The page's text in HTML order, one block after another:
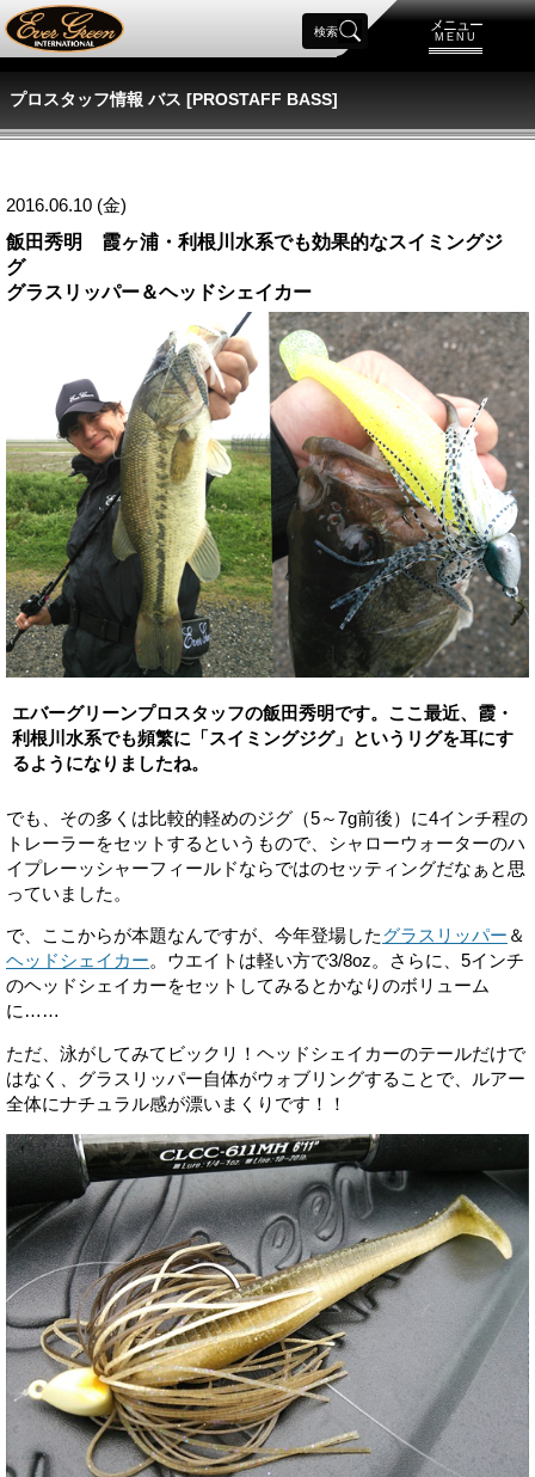
メニュー
MENU
検索
プロスタッフ情報 バス [PROSTAFF BASS]
2016.06.10 (金)
飯田秀明 霞ヶ浦・利根川水系でも効果的なスイミングジ
グ
グラスリッパー＆ヘッドシェイカー
エバーグリーンプロスタッフの飯田秀明です。ここ最近、霞・
利根川水系でも頻繁に「スイミングジグ」というリグを耳にす
るようになりましたね。
でも、その多くは比較的軽めのジグ（5～7g前後）に4インチ程の
トレーラーをセットするというもので、シャローウォーターのハ
イプレーッシャーフィールドならではのセッティングだなぁと思
っていました。
で、ここからが本題なんですが、今年登場したグラスリッパー ＆
ヘッドシェイカー。ウエイトは軽い方で3/8oz。さらに、5インチ
のヘッドシェイカーをセットしてみるとかなりのボリューム
に……
ただ、泳がしてみてビックリ！ヘッドシェイカーのテールだけで
はなく、グラスリッパー自体がウォブリングすることで、ルアー
全体にナチュラル感が漂いまくりです！！